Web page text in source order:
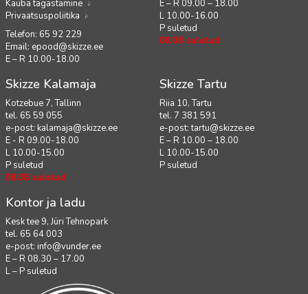
Kauba tagastamine
Privaatsuspoliitika
Telefon: 65 92 229
Email: epood@skizze.ee
E – R 10.00-18.00
E – R 09.00 – 18.00
L 10.00-16.00
P suletud
08.08 suletud
Skizze Kalamaja
Kotzebue 7, Tallinn
tel. 65 59 055
e-post: kalamaja@skizze.ee
E - R 09.00-18.00
L 10.00-15.00
P suletud
08.08 suletud
Skizze Tartu
Riia 10, Tartu
tel. 7 381 591
e-post:tartu@skizze.ee
E – R 10.00 – 18.00
L 10.00-15.00
P suletud
Kontor ja ladu
Kesk tee 9, Jüri Tehnopark
tel. 65 64 003
e-post: info@vunder.ee
E – R 08.30 – 17.00
L – P suletud